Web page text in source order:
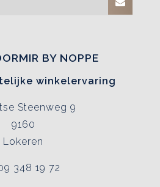
BY NOPPE
winkelervaring
Steenweg 9
9160
Lokeren
348 19 72